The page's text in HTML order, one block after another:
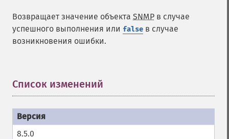
Возвращает значение объекта SNMP в случае
успешного выполнения или false в случае
возникновения ошибки.
Список изменений
8.5.0